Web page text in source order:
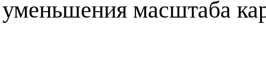
уменьшения масштаба